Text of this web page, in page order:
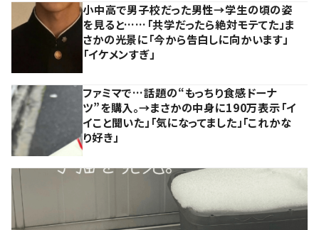
小中高で男子校だった男性→学生の頃の姿
を見ると……「共学だったら絶対モテてた」ま
さかの光景に「今から告白しに向かいます」
「イケメンすぎ」
ファミマで…話題の“もっちり食感ドーナ
ツ”を購入。→まさかの中身に190万表示「イ
イこと聞いた」「気になってました」「これかな
り好き」